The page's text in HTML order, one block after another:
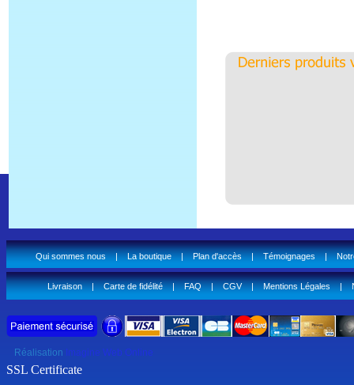
Qui sommes nous|La boutique|Plan d'accès|Témoignages|
Livraison|Carte de fidélité|FAQ|CGV|Mentions Légales|
Réalisation Imagine Web Online
SSL Certificate